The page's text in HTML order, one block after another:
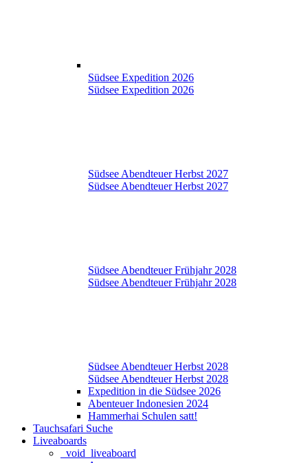
Südsee Expedition 2026
Südsee Expedition 2026
Südsee Abendteuer Herbst 2027
Südsee Abendteuer Herbst 2027
Südsee Abendteuer Frühjahr 2028
Südsee Abendteuer Frühjahr 2028
Südsee Abendteuer Herbst 2028
Südsee Abendteuer Herbst 2028
Expedition in die Südsee 2026
Abenteuer Indonesien 2024
Hammerhai Schulen satt!
Tauchsafari Suche
Liveaboards
_void_liveaboard